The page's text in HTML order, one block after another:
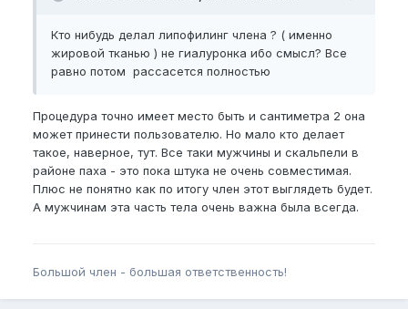
Кто нибудь делал липофилинг члена ? ( именно
жировой тканью ) не гиалуронка ибо смысл? Все
равно потом рассасется полностью
Процедура точно имеет место быть и сантиметра 2 она
может принести пользователю. Но мало кто делает
такое, наверное, тут. Все таки мужчины и скальпели в
районе паха - это пока штука не очень совместимая.
Плюс не понятно как по итогу член этот выглядеть будет.
А мужчинам эта часть тела очень важна была всегда.
Большой член - большая ответственность!